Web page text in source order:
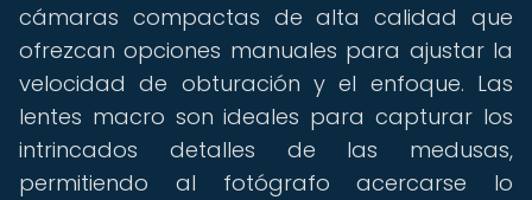
cámaras compactas de alta calidad que
ofrezcan opciones manuales para ajustar la
velocidad de obturación y el enfoque. Las
lentes macro son ideales para capturar los
intrincados detalles de las medusas,
permitiendo al fotógrafo acercarse lo